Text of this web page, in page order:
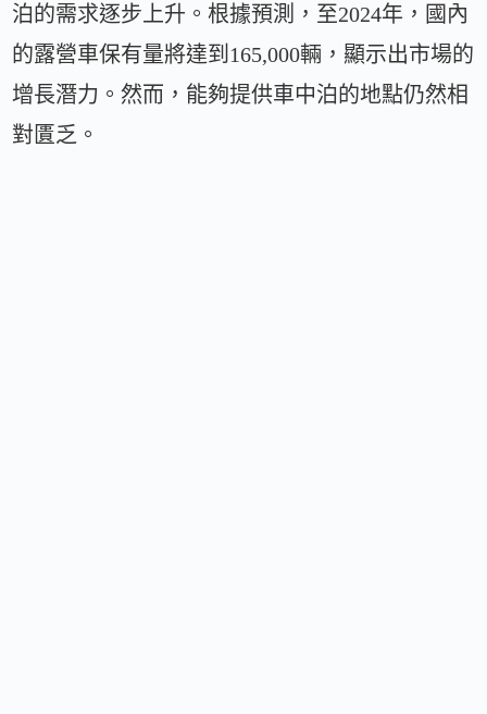
泊的需求逐步上升。根據預測，至2024年，國內
的露營車保有量將達到165,000輛，顯示出市場的
增長潛力。然而，能夠提供車中泊的地點仍然相
對匱乏。